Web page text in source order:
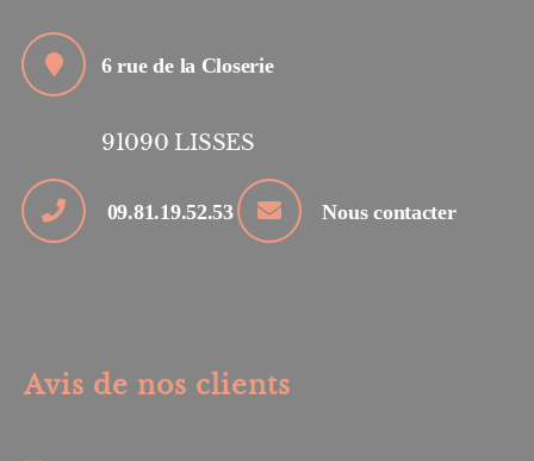
6 rue de la Closerie
91090 LISSES
09.81.19.52.53 Nous contacter
Avis de nos clients